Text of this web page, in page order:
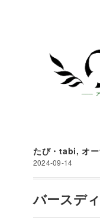
たび・tabi,オ
2024-09-14
バースデ